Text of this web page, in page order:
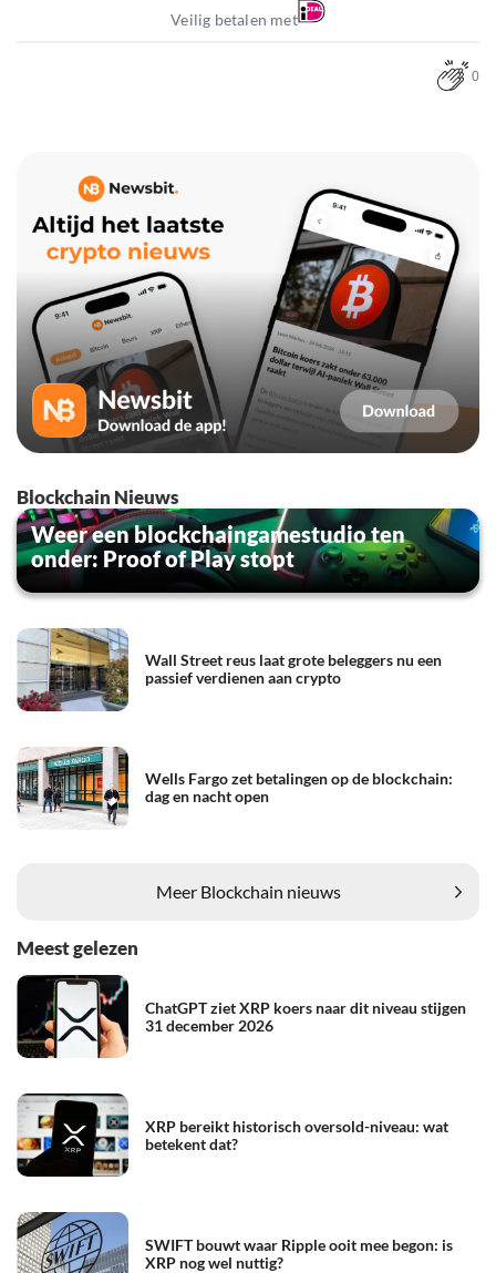
Veilig betalen met
0
Blockchain Nieuws
Weer een blockchaingamestudio ten
onder: Proof of Play stopt
Wall Street reus laat grote beleggers nu een
passief verdienen aan crypto
Wells Fargo zet betalingen op de blockchain:
dag en nacht open
Meer Blockchain nieuws
Meest gelezen
ChatGPT ziet XRP koers naar dit niveau stijgen
31 december 2026
XRP bereikt historisch oversold-niveau: wat
betekent dat?
SWIFT bouwt waar Ripple ooit mee begon: is
XRP nog wel nuttig?